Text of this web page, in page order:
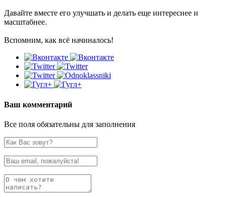
Давайте вместе его улучшать и делать еще интереснее и
масштабнее.
Вспомним, как всё начиналось!
Ваш комментарий
Все поля обязательны для заполнения